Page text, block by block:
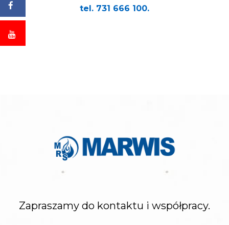
tel. 731 666 100.
Zapraszamy do kontaktu i współpracy.